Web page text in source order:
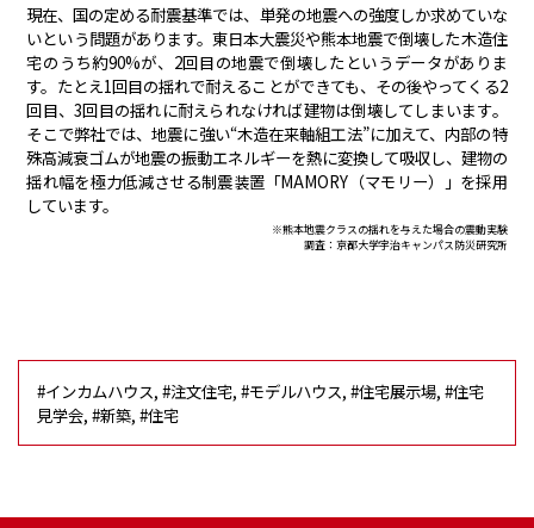
現在、国の定める耐震基準では、単発の地震への強度しか求めていな
いという問題があります。東日本大震災や熊本地震で倒壊した木造住
宅のうち約90%が、2回目の地震で倒壊したというデータがありま
す。たとえ1回目の揺れで耐えることができても、その後やってくる2
回目、3回目の揺れに耐えられなければ建物は倒壊してしまいます。
そこで弊社では、地震に強い“木造在来軸組工法”に加えて、内部の特
殊高減衰ゴムが地震の振動エネルギーを熱に変換して吸収し、建物の
揺れ幅を極力低減させる制震装置「MAMORY（マモリー）」を採用
しています。
※熊本地震クラスの揺れを与えた場合の震動実験
調査：京都大学宇治キャンパス防災研究所
#インカムハウス, #注文住宅, #モデルハウス, #住宅展示場, #住宅
見学会, #新築, #住宅